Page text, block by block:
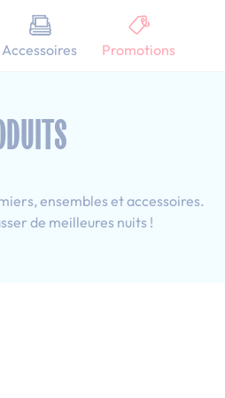
Accessoires Promotions
ensembles et accessoires.
de meilleures nuits !